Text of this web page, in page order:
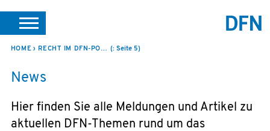
SUCHE PORTALE SUPPORT JOBS
VEREIN INTERN
HOME RECHT IM DFN-PODCAST (: Seite 5)
News
Hier finden Sie alle Meldungen und Artikel zu
aktuellen DFN-Themen rund um das